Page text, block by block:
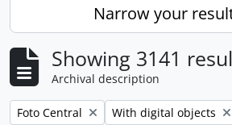
Narrow your
Showing 3141
Archival description
Remove filter:
Foto Central Remove filter:
With digital objects